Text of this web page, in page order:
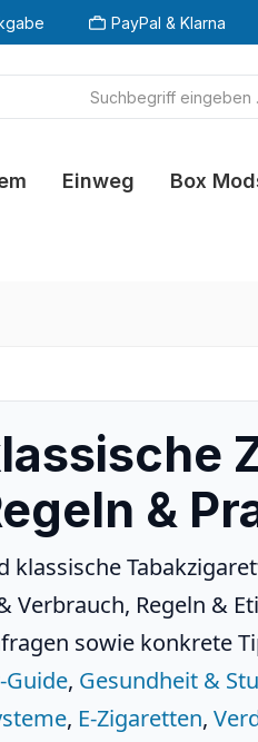
PayPal & Klarna
Einweg Box
&
klassische
Verbrauch, Regeln &
sowie konkrete
Guide, Gesundheit &
, E-Zigaretten,